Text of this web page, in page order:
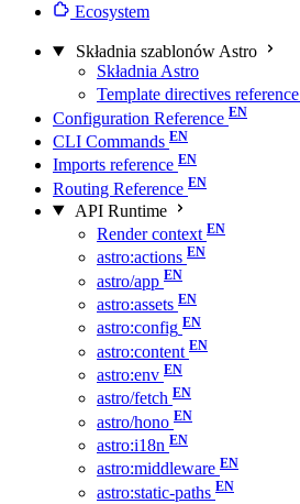
Ecosystem
Składnia szablonów Astro
Składnia Astro
Template directives reference
Configuration Reference
CLI Commands
Imports reference
Routing Reference
API Runtime
Render context
astro:actions
astro/app
astro:assets
astro:config
astro:content
astro:env
astro/fetch
astro/hono
astro:i18n
astro:middleware
astro:static-paths